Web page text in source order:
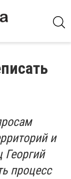
и
процесс